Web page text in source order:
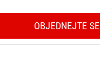
OBJEDNEJTE SE